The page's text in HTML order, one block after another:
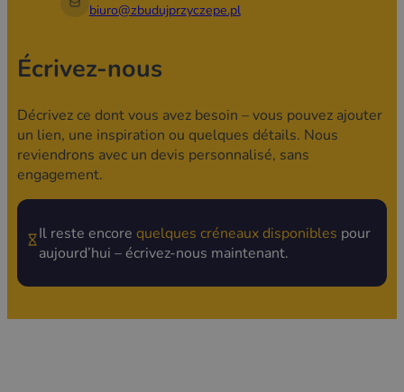
biuro@zbudujprzyczepe.pl
Écrivez-nous
Décrivez ce dont vous avez besoin – vous pouvez ajouter
un lien, une inspiration ou quelques détails. Nous
reviendrons avec un devis personnalisé, sans
engagement.
Il reste encorequelques créneaux disponibles pour
aujourd’hui – écrivez-nous maintenant.